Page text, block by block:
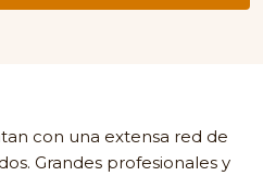
con una extensa red de
Grandes profesionales y